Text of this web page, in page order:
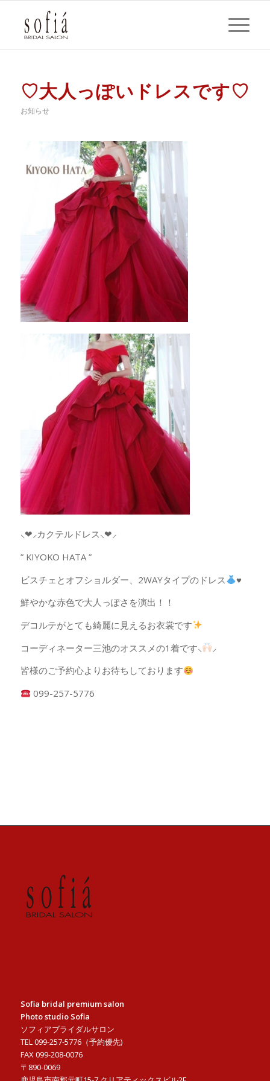
♡大人っぽいドレスです♡
お知らせ
⸜︎︎︎︎❤︎︎⸝‍カクテルドレス⸜︎︎︎︎❤︎︎⸝‍
” KIYOKO HATA ”
ビスチェとオフショルダー、2WAYタイプのドレス
♥️
鮮やかな赤色で大人っぽさを演出！！
デコルテがとても綺麗に見えるお衣裳です
コーディネーター三池のオススメの1着です⸜
⸝‍
皆様のご予約心よりお待ちしております
099-257-5776
Sofia bridal premium salon
Photo studio Sofia
ソフィアブライダルサロン
TEL 099-257-5776（予約優先)
FAX 099-208-0076
〒890-0069